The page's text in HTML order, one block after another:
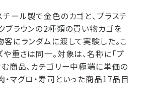
チール製で金色のカゴと、プラスチ
ブラウンの2種類の買い物カゴを
客にランダムに渡して実験した。こ
重さは同一。対象は、名称に「プ
む商品、カテゴリー中極端に単価の
・マグロ・寿司といった商品17品目